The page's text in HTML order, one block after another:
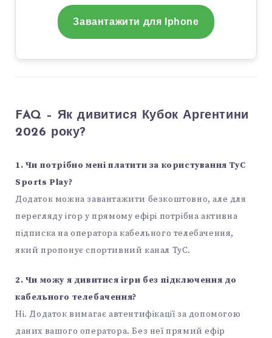
Завантажити для Iphone
FAQ – Як дивитися Кубок Аргентини
2026 року?
1. Чи потрібно мені платити за користування TyC
Sports Play?
Додаток можна завантажити безкоштовно, але для
перегляду ігор у прямому ефірі потрібна активна
підписка на оператора кабельного телебачення,
який пропонує спортивний канал TyC.
2. Чи можу я дивитися ігри без підключення до
кабельного телебачення?
Ні. Додаток вимагає автентифікації за допомогою
даних вашого оператора. Без неї прямий ефір